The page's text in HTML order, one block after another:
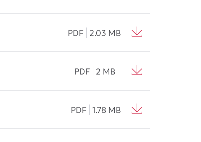
PDF 2.03 MB
PDF 2 MB
PDF 1.78 MB